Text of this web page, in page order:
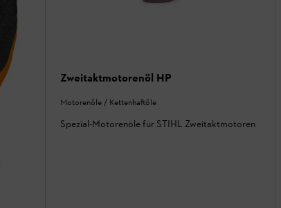
Zweitaktmotorenöl HP
Motorenöle / Kettenhaftöle
Spezial-Motorenöle für STIHL Zweitaktmotoren